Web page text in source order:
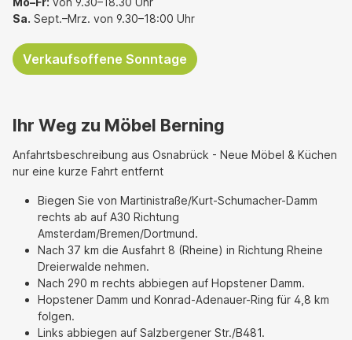
Sa. Sept.–Mrz. von 9.30–18:00 Uhr
Verkaufsoffene Sonntage
Ihr Weg zu Möbel Berning
Anfahrtsbeschreibung aus Osnabrück - Neue Möbel & Küchen
nur eine kurze Fahrt entfernt
Biegen Sie von Martinistraße/Kurt-Schumacher-Damm
rechts ab auf A30 Richtung
Amsterdam/Bremen/Dortmund.
Nach 37 km die Ausfahrt 8 (Rheine) in Richtung Rheine
Dreierwalde nehmen.
Nach 290 m rechts abbiegen auf Hopstener Damm.
Hopstener Damm und Konrad-Adenauer-Ring für 4,8 km
folgen.
Links abbiegen auf Salzbergener Str./B481.